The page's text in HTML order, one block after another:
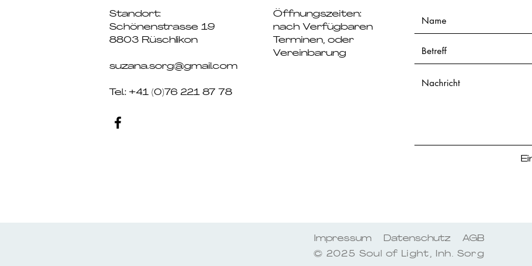
Standort:
Schönenstrasse 19
8803 Rüschlikon
suzana.sorg@gmail.com
Tel.: +41 (0)76 221 87 78
Öffnungszeiten:
nach Verfügbaren
Terminen, oder
Vereinbarung
Impressum Datenschutz
AGB
© 2025 Soul of Light, Inh. Sorg